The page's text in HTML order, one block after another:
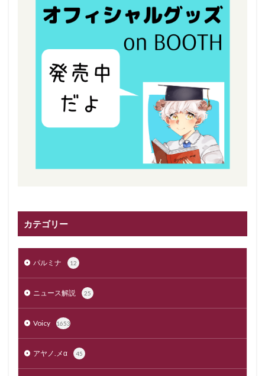
カテゴリー
パルミナ 12
ニュース解説 25
Voicy 1653
アヤノ.メα 45